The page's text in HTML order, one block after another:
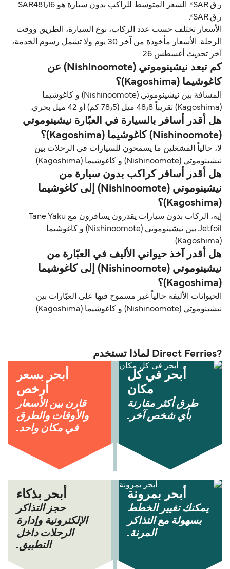
ر.ق.‏SAR*. السعر المتوسط للراكب بدون سيارة هو SAR481٫16
ر.ق.‏SAR*.
الأسعار تختلف حسب عدد الركاب، نوع السيارة، الطريق ووقت
الرحلة. الأسعار مأخوذة من آخر 30 يوم ولا تشمل رسوم الخدمة،
آخر تحديث أغسطس 26.
كم تبعد نيشينوموتي (Nishinoomote) عن
كاغوشيما (Kagoshima)؟
المسافة بين نيشينوموتي (Nishinoomote) و كاغوشيما
(Kagoshima) تقريباً 48٫8 ميل (78٫5 كم) أو 42 ميل بحري.
هل أقدر أسافر بالسيارة في العبّارة نيشينوموتي
(Nishinoomote) كاغوشيما (Kagoshima)؟
لا، حالياً المشغلين ما يسمحون للسيارات في الرحلات بين
نيشينوموتي (Nishinoomote) و كاغوشيما (Kagoshima).
هل أقدر أسافر كراكب بدون سيارة من
نيشينوموتي (Nishinoomote) إلى كاغوشيما
(Kagoshima)؟
إيه، الركاب بدون سيارات يقدرون يسافرون مع Tane Yaku
Jetfoil بين نيشينوموتي (Nishinoomote) و كاغوشيما
(Kagoshima).
هل أقدر آخذ حيواني الأليف في العبّارة من
نيشينوموتي (Nishinoomote) إلى كاغوشيما
(Kagoshima)؟
الحيوانات الأليفة حالياً غير مسموح فيها على العبّارات بين
نيشينوموتي (Nishinoomote) و كاغوشيما (Kagoshima).
?Direct Ferries لماذا تستخدم
أبحر في كل
مكان
طرق أكثر مقارنة
بأي شخص آخر.
أبحر بسعر
أرخص
قارن بين الأسعار
والأوقات والطرق
في مكان واحد.
أبحر بمرونة
يمكنك تغيير الخطط
بسهولة مع التذاكر
المرنة.
أبحر بذكاء
حجز التذاكر
الإلكترونية وإدارة
الرحلات داخل
التطبيق.